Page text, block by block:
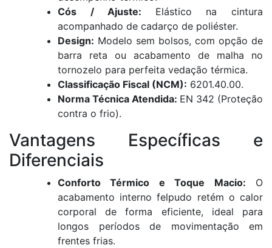
Cós / Ajuste: Elástico na cintura
acompanhado de cadarço de poliéster.
Design: Modelo sem bolsos, com opção de
barra reta ou acabamento de malha no
tornozelo para perfeita vedação térmica.
Classificação Fiscal (NCM): 6201.40.00.
Norma Técnica Atendida: EN 342 (Proteção
contra o frio).
Vantagens Específicas e
Diferenciais
Conforto Térmico e Toque Macio: O
acabamento interno felpudo retém o calor
corporal de forma eficiente, ideal para
longos períodos de movimentação em
frentes frias.